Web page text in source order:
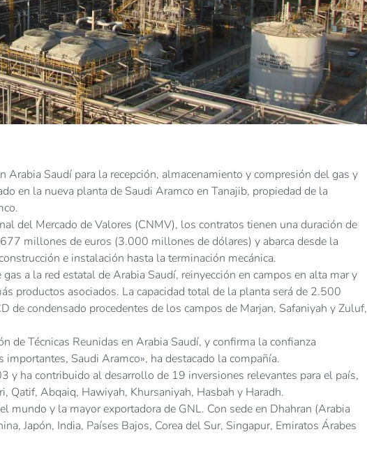
Arabia Saudí para la recepción, almacenamiento y compresión del gas y
en la nueva planta de Saudi Aramco en Tanajib, propiedad de la
del Mercado de Valores (CNMV), los contratos tienen una duración de
millones de euros (3.000 millones de dólares) y abarca desde la
e instalación hasta la terminación mecánica.
a la red estatal de Arabia Saudí, reinyección en campos en alta mar y
productos asociados. La capacidad total de la planta será de 2.500
condensado procedentes de los campos de Marjan, Safaniyah y Zuluf,
de Técnicas Reunidas en Arabia Saudí, y confirma la confianza
Saudi Aramco», ha destacado la compañía.
y ha contribuido al desarrollo de 19 inversiones relevantes para el país,
Qatif, Abqaiq, Hawiyah, Khursaniyah, Hasbah y Haradh.
mundo y la mayor exportadora de GNL. Con sede en Dhahran (Arabia
Japón, India, Países Bajos, Corea del Sur, Singapur, Emiratos Árabes